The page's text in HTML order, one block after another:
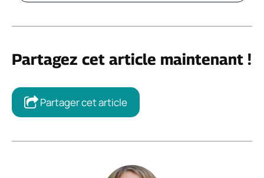
Partagez cet article maintenant !
Partager cet article